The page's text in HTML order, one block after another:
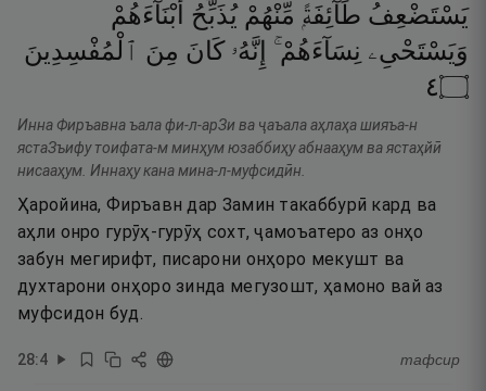
يَسْتَضْعِفُ طَآئِفَةًۭ مِّنْهُمْ يُذَبِّحُ أَبْنَآءَهُمْ
وَيَسْتَحْىِۦ نِسَآءَهُمْ ۚ إِنَّهُۥ كَانَ مِنَ ٱلْمُفْسِدِينَ
۝٤
Инна Фиръавна ъала фи-л-арЗи ва ҷаъала аҳлаҳа шияъа-н
ястаЗъифу тоифата-м минҳум юзаббиҳу абнааҳум ва ястаҳйӣ
нисааҳум. Иннаҳу кана мина-л-муфсидӣн.
Ҳаройина, Фиръавн дар Замин такаббурӣ кард ва
аҳли онро гурӯҳ-гурӯҳ сохт, ҷамоъатеро аз онҳо
забун мегирифт, писарони онҳоро мекушт ва
духтарони онҳоро зинда мегузошт, ҳамоно вай аз
муфсидон буд.
28:4 тафсир